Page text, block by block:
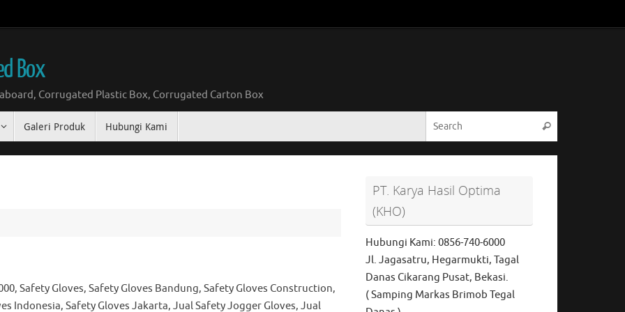
Box
Corrugated Plastic Box, Corrugated Carton Box
Galeri Produk Hubungi Kami Search
Safety Gloves, Safety Gloves Bandung, Safety Gloves Construction,
Indonesia, Safety Gloves Jakarta, Jual Safety Jogger Gloves, Jual
PT. Karya Hasil Optima
(KHO)
Hubungi Kami: 0856-740-6000
Jl. Jagasatru, Hegarmukti, Tagal
Danas Cikarang Pusat, Bekasi.
( Samping Markas Brimob Tegal